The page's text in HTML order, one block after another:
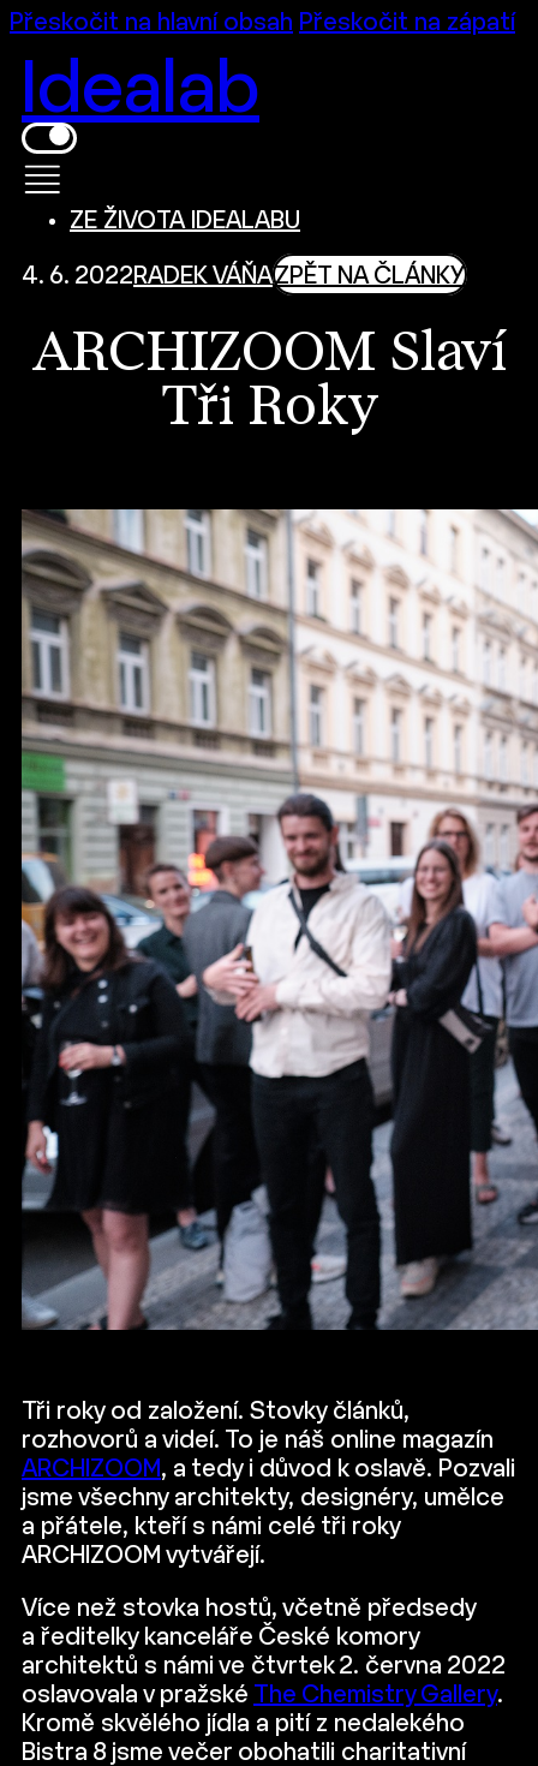
Přeskočit na hlavní obsah Přeskočit na zápatí
Idealab
ZE ŽIVOTA IDEALABU
4. 6. 2022 RADEK VÁŇAZPĚT NA ČLÁNKY
ARCHIZOOM Slaví
Tři Roky
Tři roky od založení. Stovky článků,
rozhovorů a videí. To je náš online magazín
ARCHIZOOM , a tedy i důvod k oslavě. Pozvali
jsme všechny architekty, designéry, umělce
a přátele, kteří s námi celé tři roky
ARCHIZOOM vytvářejí.
Více než stovka hostů, včetně předsedy
a ředitelky kanceláře České komory
architektů s námi ve čtvrtek 2. června 2022
oslavovala v pražské
The Chemistry Gallery.
Kromě skvělého jídla a pití z nedalekého
Bistra 8 jsme večer obohatili charitativní